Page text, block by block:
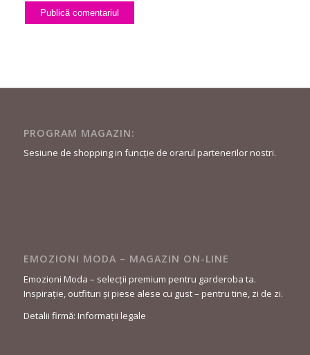
PROGRAM MAGAZIN:
Sesiune de shopping in funcție de orarul partenerilor nostri.
EMOZIONI MODA – MAGAZIN ON-LINE
Emozioni Moda – selecții premium pentru garderoba ta.
Inspirație, outfituri și piese alese cu gust – pentru tine, zi de zi.
Detalii firmă: Informații legale